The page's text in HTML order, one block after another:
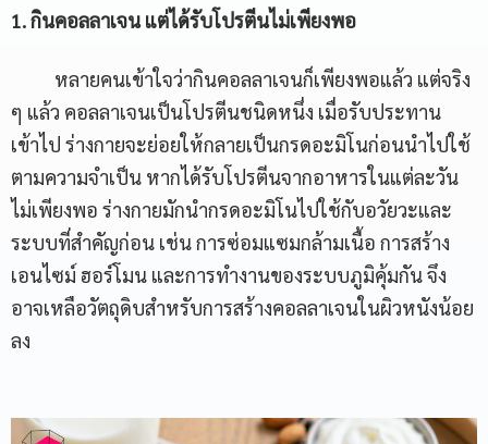
1. กินคอลลาเจน แต่ได้รับโปรตีนไม่เพียงพอ
หลายคนเข้าใจว่ากินคอลลาเจนก็เพียงพอแล้ว แต่จริง
ๆ แล้ว คอลลาเจนเป็นโปรตีนชนิดหนึ่ง เมื่อรับประทาน
เข้าไป ร่างกายจะย่อยให้กลายเป็นกรดอะมิโนก่อนนำไปใช้
ตามความจำเป็น หากได้รับโปรตีนจากอาหารในแต่ละวัน
ไม่เพียงพอ ร่างกายมักนำกรดอะมิโนไปใช้กับอวัยวะและ
ระบบที่สำคัญก่อน เช่น การซ่อมแซมกล้ามเนื้อ การสร้าง
เอนไซม์ ฮอร์โมน และการทำงานของระบบภูมิคุ้มกัน จึง
อาจเหลือวัตถุดิบสำหรับการสร้างคอลลาเจนในผิวหนังน้อย
ลง